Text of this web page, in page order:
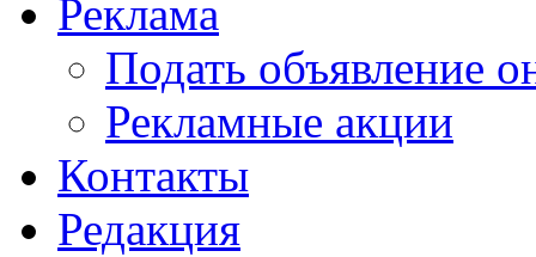
Реклама
Подать объявление
Рекламные акции
Контакты
Редакция